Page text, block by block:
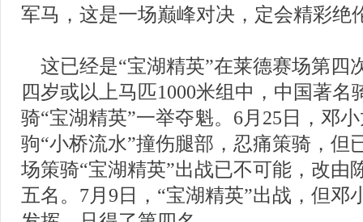
军马，这是一场巅峰对决，定会精彩绝
这已经是“宝湖精英”在莱德赛场第四
四岁或以上马匹1000米组中，中国著名
骑“宝湖精英”一举夺魁。6月25日，邓
驹“小桥流水”撞伤腿部，忍痛策骑，但
场策骑“宝湖精英”出战已不可能，改由
五名。7月9日，“宝湖精英”出战，但邓